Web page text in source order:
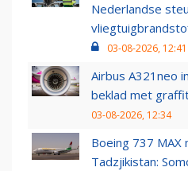
Nederlandse
03-08-2026, 12:41
Airbus A321neo
beklad met
03-08-2026, 12:34
Boeing 737 MAX
Tadzjikistan: